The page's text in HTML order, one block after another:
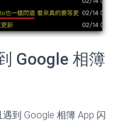
Google 相簿
到 Google 相簿 App 闪